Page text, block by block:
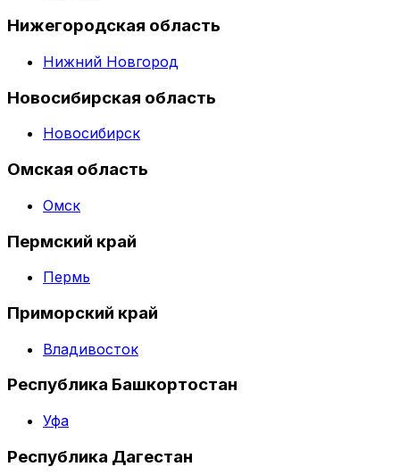
Нижегородская область
Нижний Новгород
Новосибирская область
Новосибирск
Омская область
Омск
Пермский край
Пермь
Приморский край
Владивосток
Республика Башкортостан
Уфа
Республика Дагестан